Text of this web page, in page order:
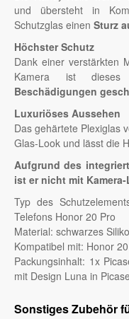
und übersteht in
Schutzglas einen Sturz
Höchster Schutz
Dank einer verstärkten
Kamera ist
Beschädigungen
Luxuriöses Aussehen
Das gehärtete Plexiglas
Glas-Look und lässt die
Aufgrund des
ist er nicht mit
Typ des
Telefons Honor 20 Pro
Material: schwarzes
Kompatibel mit: Honor
Packungsinhalt: 1x
mit Design Luna in
Sonstiges Zubehör